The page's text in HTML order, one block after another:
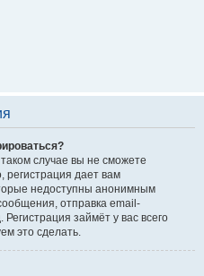
случае вы не сможете
дает вам
недоступны анонимным
отправка email-
займёт у вас всего
это сделать.